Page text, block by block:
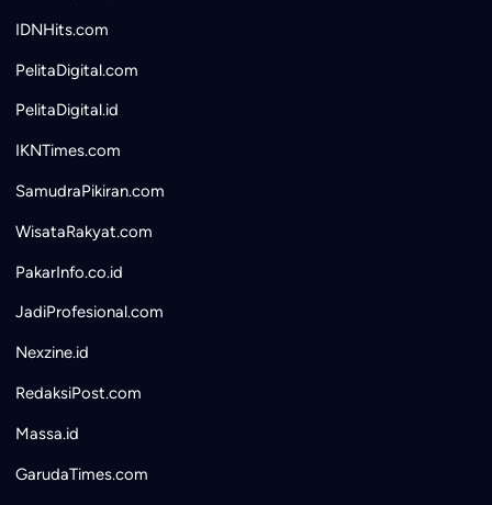
IDNHits.com
PelitaDigital.com
PelitaDigital.id
IKNTimes.com
SamudraPikiran.com
WisataRakyat.com
PakarInfo.co.id
JadiProfesional.com
Nexzine.id
RedaksiPost.com
Massa.id
GarudaTimes.com